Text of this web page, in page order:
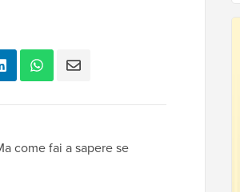
come fai a sapere se